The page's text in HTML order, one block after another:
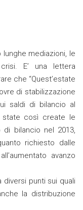
lunghe mediazioni, le
E’ una lettera
che “Quest’estate
di stabilizzazione
saldi di bilancio al
state così create le
bilancio nel 2013,
richiesto dalle
avanzo
diversi punti sui quali
la distribuzione